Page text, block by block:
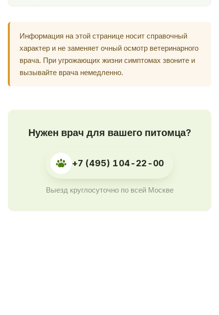
Информация на этой странице носит справочный
характер и не заменяет очный осмотр ветеринарного
врача. При угрожающих жизни симптомах звоните и
вызывайте врача немедленно.
Нужен врач для вашего питомца?
+7 (495) 104-22-00
Выезд круглосуточно по всей Москве